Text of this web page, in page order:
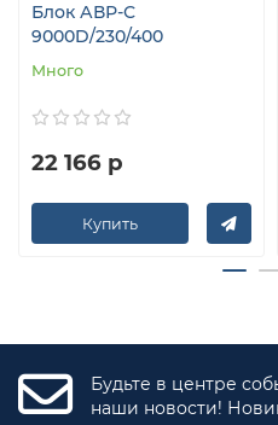
от сети.
Комплектуется
электростанции.
ГАРАНТИЯ И СЕРВИСНОЕ
авторизованных сервисных
обеспечивает поставку
регламентного
Блок АВР-С
9000D/230/400
Много
22 166 р
Купить
Будьте в центре
наши новости!